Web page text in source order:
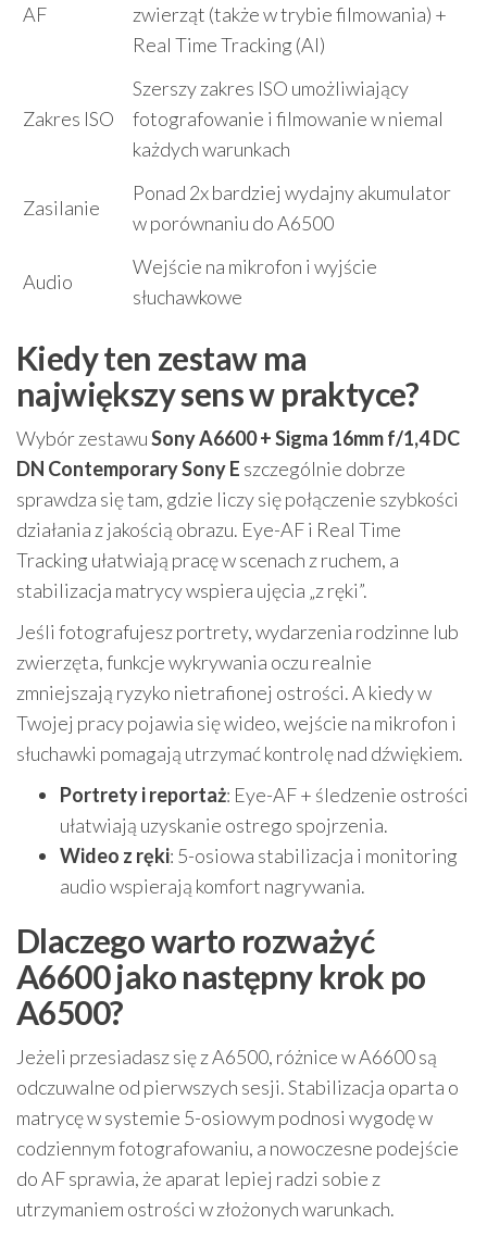
AF
zwierząt (także w trybie filmowania) +
Real Time Tracking (AI)
Zakres ISO
Szerszy zakres ISO umożliwiający
fotografowanie i filmowanie w niemal
każdych warunkach
Zasilanie
Ponad 2x bardziej wydajny akumulator
w porównaniu do A6500
Audio
Wejście na mikrofon i wyjście
słuchawkowe
Kiedy ten zestaw ma
największy sens w praktyce?
Wybór zestawuSony A6600 + Sigma 16mm f/1,4 DC
DN Contemporary Sony E szczególnie dobrze
sprawdza się tam, gdzie liczy się połączenie szybkości
działania z jakością obrazu. Eye-AF i Real Time
Tracking ułatwiają pracę w scenach z ruchem, a
stabilizacja matrycy wspiera ujęcia „z ręki”.
Jeśli fotografujesz portrety, wydarzenia rodzinne lub
zwierzęta, funkcje wykrywania oczu realnie
zmniejszają ryzyko nietrafionej ostrości. A kiedy w
Twojej pracy pojawia się wideo, wejście na mikrofon i
słuchawki pomagają utrzymać kontrolę nad dźwiękiem.
Portrety i reportaż: Eye-AF + śledzenie ostrości
ułatwiają uzyskanie ostrego spojrzenia.
Wideo z ręki: 5-osiowa stabilizacja i monitoring
audio wspierają komfort nagrywania.
Dlaczego warto rozważyć
A6600 jako następny krok po
A6500?
Jeżeli przesiadasz się z A6500, różnice w A6600 są
odczuwalne od pierwszych sesji. Stabilizacja oparta o
matrycę w systemie 5-osiowym podnosi wygodę w
codziennym fotografowaniu, a nowoczesne podejście
do AF sprawia, że aparat lepiej radzi sobie z
utrzymaniem ostrości w złożonych warunkach.